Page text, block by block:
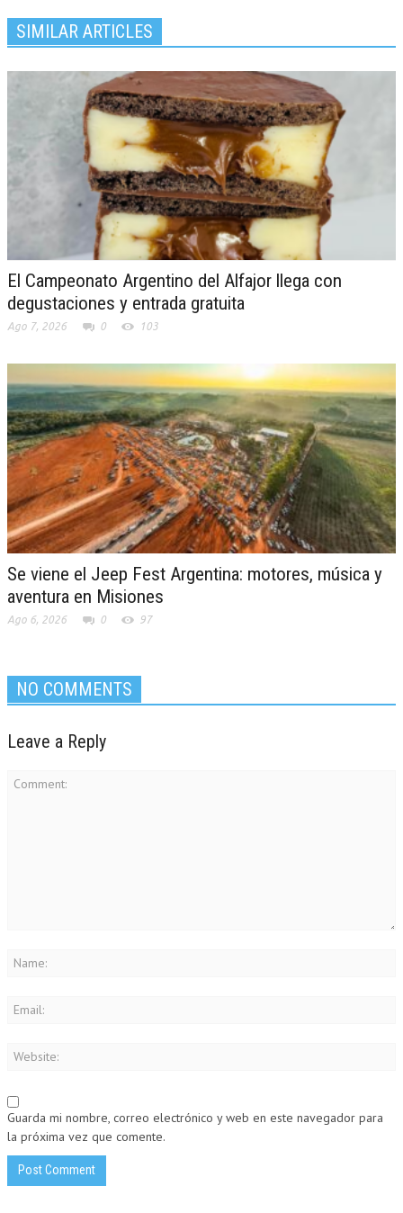
SIMILAR ARTICLES
El Campeonato Argentino del Alfajor llega con
degustaciones y entrada gratuita
Ago 7, 2026 0 103
Se viene el Jeep Fest Argentina: motores, música y
aventura en Misiones
Ago 6, 2026 0 97
NO COMMENTS
Leave a Reply
Guarda mi nombre, correo electrónico y web en este navegador para
la próxima vez que comente.